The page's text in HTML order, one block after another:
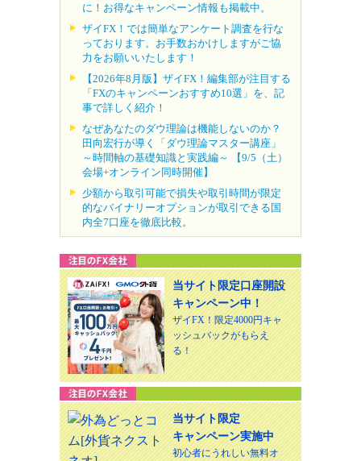
に！お得なキャンペーン情報も掲載中。
ザイFX！では簡単なアンケート調査を行な
っております。お手数おかけしますがご協
力をお願いいたします！
【2026年8月版】ザイFX！編集部が注目する
「FXのキャンペーンおすすめ10選」を、記
事で詳しく紹介！
なぜあなたのダウ理論は機能しないのか？
田向宏行が導く「ダウ理論マスター講座」
～時間軸の基礎知識と実践編～ 【9/5（土）
会場+オンライン同時開催】
少額から取引可能で損失や取引時間が限定
的なバイナリーオプションが取引できる国
内全7口座を徹底比較。
当サイト限定口座開設
キャンペーン中！
ザイFX！限定4000円キャ
ッシュバックがもらえ
る！
当サイト限定
キャンペーン実施中
初心者にうれしい無料オ